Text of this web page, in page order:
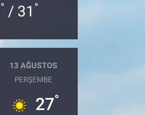
° / 31 °
13 AĞUSTOS
PERŞEMBE
27°